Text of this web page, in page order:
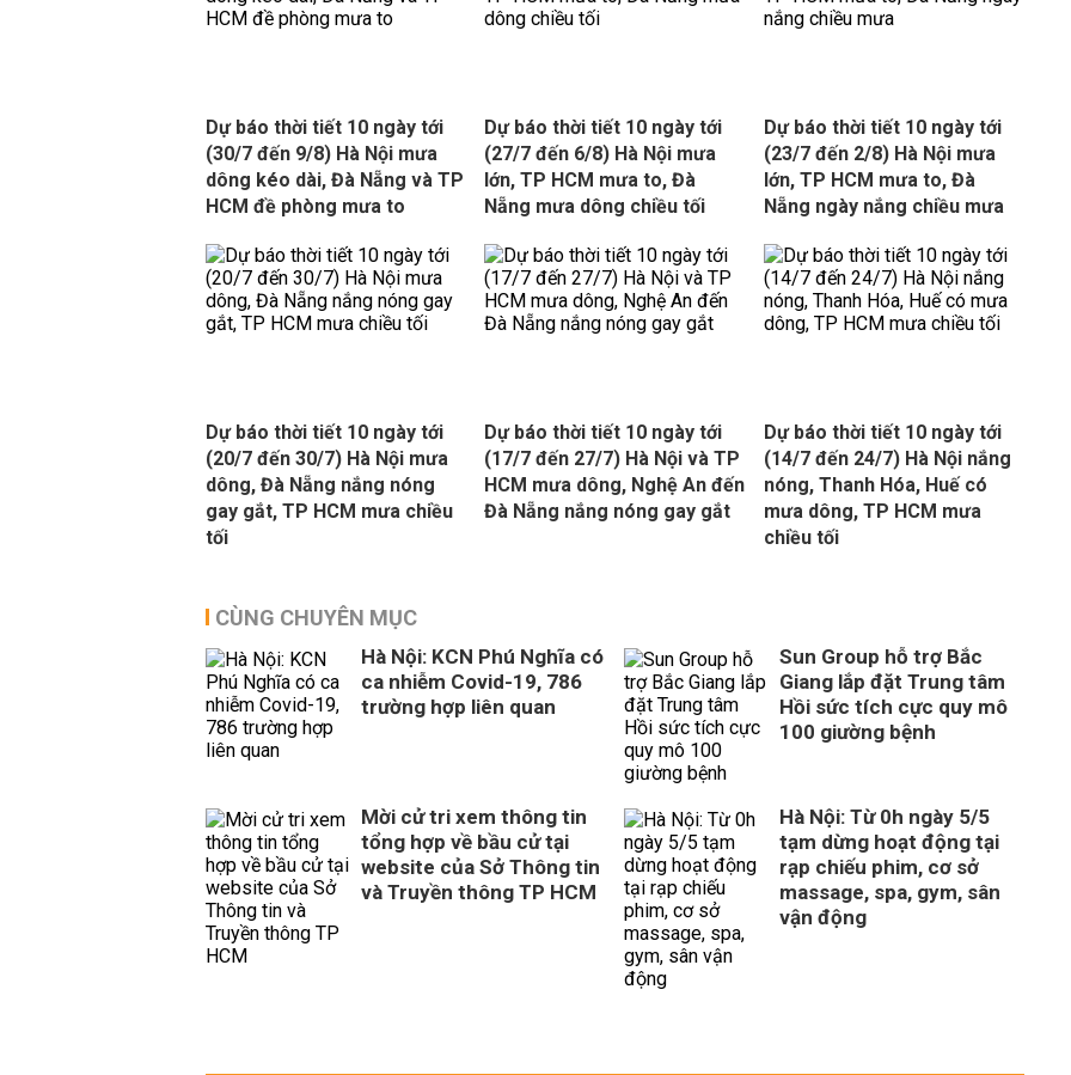
Dự báo thời tiết 10 ngày tới
(30/7 đến 9/8) Hà Nội mưa
dông kéo dài, Đà Nẵng và TP
HCM đề phòng mưa to
Dự báo thời tiết 10 ngày tới
(27/7 đến 6/8) Hà Nội mưa
lớn, TP HCM mưa to, Đà
Nẵng mưa dông chiều tối
Dự báo thời tiết 10 ngày tới
(23/7 đến 2/8) Hà Nội mưa
lớn, TP HCM mưa to, Đà
Nẵng ngày nắng chiều mưa
Dự báo thời tiết 10 ngày tới
(20/7 đến 30/7) Hà Nội mưa
dông, Đà Nẵng nắng nóng
gay gắt, TP HCM mưa chiều
tối
Dự báo thời tiết 10 ngày tới
(17/7 đến 27/7) Hà Nội và TP
HCM mưa dông, Nghệ An đến
Đà Nẵng nắng nóng gay gắt
Dự báo thời tiết 10 ngày tới
(14/7 đến 24/7) Hà Nội nắng
nóng, Thanh Hóa, Huế có
mưa dông, TP HCM mưa
chiều tối
CÙNG CHUYÊN MỤC
Hà Nội: KCN Phú Nghĩa có
ca nhiễm Covid-19, 786
trường hợp liên quan
Sun Group hỗ trợ Bắc
Giang lắp đặt Trung tâm
Hồi sức tích cực quy mô
100 giường bệnh
Mời cử tri xem thông tin
tổng hợp về bầu cử tại
website của Sở Thông tin
và Truyền thông TP HCM
Hà Nội: Từ 0h ngày 5/5
tạm dừng hoạt động tại
rạp chiếu phim, cơ sở
massage, spa, gym, sân
vận động